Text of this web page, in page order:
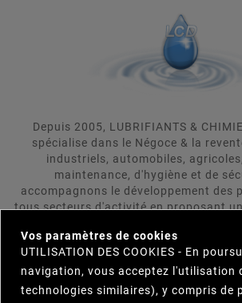
Depuis 2005, LUBRIFIANTS &
spécialise dans le Négoce & la
industriels, automobiles,
maintenance, d'hygiène et de
accompagnons le développement des
tous secteurs d'activité en proposant
clients. LUBRIFIANTS & CHIMIE
comme votre interlocuteur unique et
pour vous le produit répondant le plus
plus efficacement à vos besoins.
Vos paramètres de cookies
UTILISATION DES COOKIES - En
navigation, vous acceptez l'utilisation
technologies similaires), y compris de